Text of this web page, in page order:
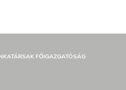
FŐIGAZGATÓSÁG